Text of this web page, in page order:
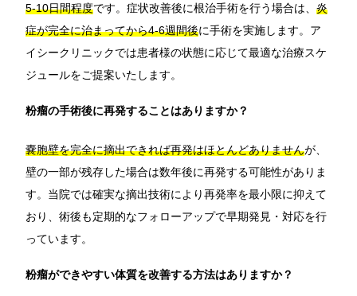
5-10日間程度です。症状改善後に根治手術を行う場合は、 炎
症が完全に治まってから4-6週間後に手術を実施します。ア
イシークリニックでは患者様の状態に応じて最適な治療スケ
ジュールをご提案いたします。
粉瘤の手術後に再発することはありますか？
嚢胞壁を完全に摘出できれば再発はほとんどありませんが、
壁の一部が残存した場合は数年後に再発する可能性がありま
す。当院では確実な摘出技術により再発率を最小限に抑えて
おり、術後も定期的なフォローアップで早期発見・対応を行
っています。
粉瘤ができやすい体質を改善する方法はありますか？